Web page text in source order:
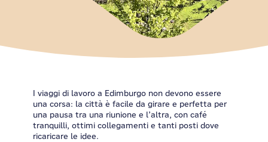
I viaggi di lavoro a Edimburgo non devono essere
una corsa: la città è facile da girare e perfetta per
una pausa tra una riunione e l’altra, con café
tranquilli, ottimi collegamenti e tanti posti dove
ricaricare le idee.